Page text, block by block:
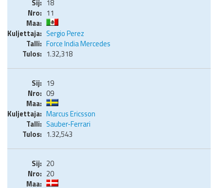
18
11
Sergio Perez
Force India Mercedes
1.32,318
19
09
Marcus Ericsson
Sauber-Ferrari
1.32,543
20
20